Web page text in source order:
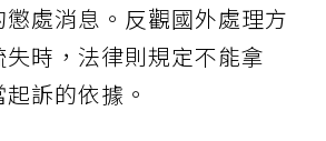
處消息。反觀國外處理方
時，法律則規定不能拿
起訴的依據。